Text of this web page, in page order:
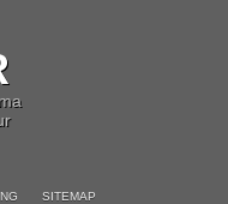
SITEMAP